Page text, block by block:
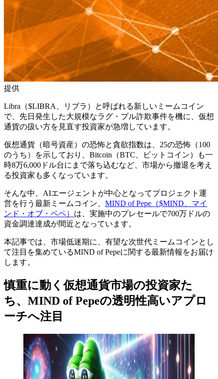
提供
Libra（$LIBRA、リブラ）と呼ばれる新しいミームコイン
で、先日発生した大規模なラグ・プル詐欺事件を機に、仮想
通貨の扱い方を見直す投資家が急増しています。
仮想通貨（暗号資産）の恐怖と貪欲指数は、25の恐怖（100
のうち）を示しており、Bitcoin（BTC、ビットコイン）も一
時8万6,000ドル台にまで落ち込むなど、市場から撤退を考え
る投資家も多くなっています。
そんな中、AIエージェントが中心となってプロジェクト運
営を行う最新ミームコイン、 MIND of Pepe（$MIND、マイ
ンド・オブ・ペペ） は、実施中のプレセールで700万ドルの
資金調達達成が間近となっています。
本記事では、市場低迷期に、有望な次世代ミームコインとし
て注目を集めているMIND of Pepeに関する最新情報をお届け
します。
慎重に動く仮想通貨市場の投資家た
ち、MIND of Pepeの透明性高いアプロ
ーチへ注目